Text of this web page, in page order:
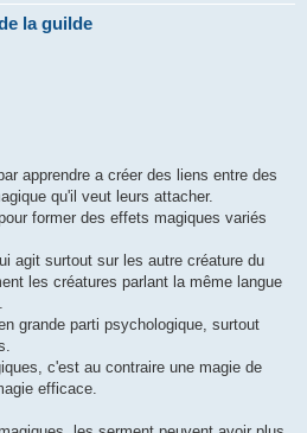
la guilde
apprendre a créer des liens entre des
qu'il veut leurs attacher.
former des effets magiques variés
agit surtout sur les autre créature du
les créatures parlant la même langue
grande parti psychologique, surtout
c'est au contraire une magie de
efficace.